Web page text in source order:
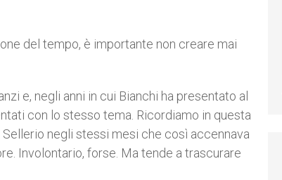
del tempo, è importante non creare mai
e, negli anni in cui Bianchi ha presentato al
con lo stesso tema. Ricordiamo in questa
Sellerio negli stessi mesi che così accennava
Involontario, forse. Ma tende a trascurare